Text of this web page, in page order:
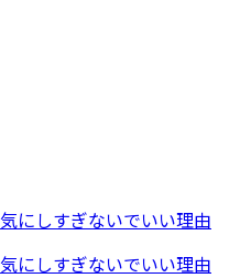
にしすぎないでいい理由
にしすぎないでいい理由